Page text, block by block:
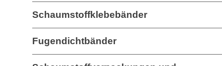
Schaumstoffklebebänder
Fugendichtbänder